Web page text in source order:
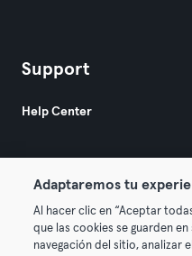
Support
Help Center
© 2026 Urban Sports
Adaptaremos tu
Al hacer clic en “Aceptar
que las cookies se guarden
navegación del sitio, analizar